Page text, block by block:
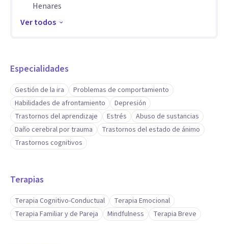
Henares
Ver todos
Especialidades
Gestión de la ira
Problemas de comportamiento
Habilidades de afrontamiento
Depresión
Trastornos del aprendizaje
Estrés
Abuso de sustancias
Daño cerebral por trauma
Trastornos del estado de ánimo
Trastornos cognitivos
Terapias
Terapia Cognitivo-Conductual
Terapia Emocional
Terapia Familiar y de Pareja
Mindfulness Terapia Breve